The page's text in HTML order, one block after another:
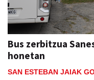
Bus zerbitzua
honetan
SAN ESTEBAN JAIAK